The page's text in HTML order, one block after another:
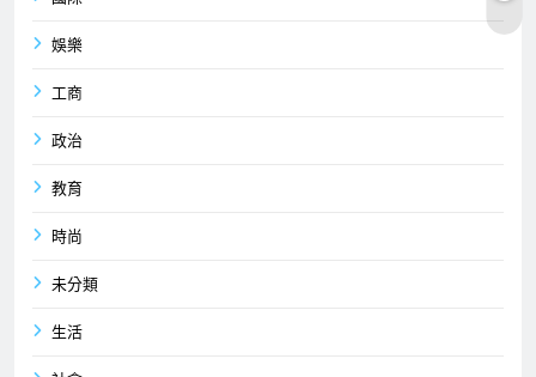
娛樂
工商
政治
教育
時尚
未分類
生活